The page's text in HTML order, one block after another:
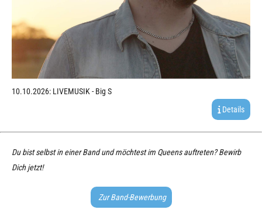
10.10.2026: LIVEMUSIK - Big S
Details
Du bist selbst in einer Band und möchtest im Queens auftreten? Bewirb
Dich jetzt!
Zur Band-Bewerbung